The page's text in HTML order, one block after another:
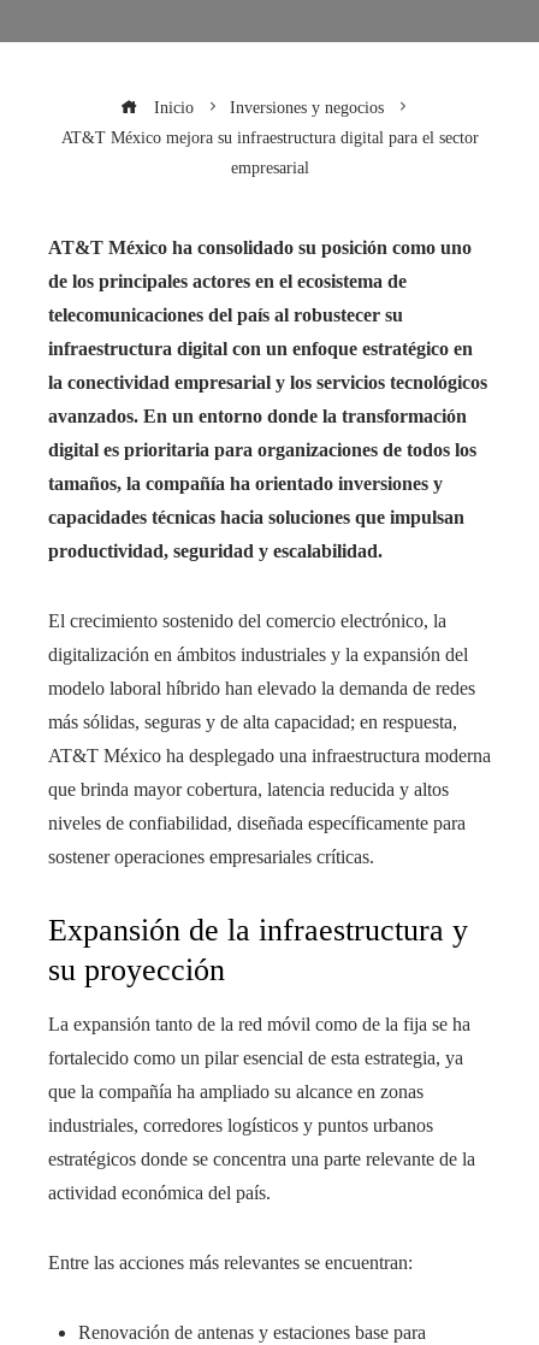
Inicio
Inversiones y negocios
AT&T México mejora su infraestructura digital para el sector
empresarial
AT&T México ha consolidado su posición como uno
de los principales actores en el ecosistema de
telecomunicaciones del país al robustecer su
infraestructura digital con un enfoque estratégico en
la conectividad empresarial y los servicios tecnológicos
avanzados. En un entorno donde la transformación
digital es prioritaria para organizaciones de todos los
tamaños, la compañía ha orientado inversiones y
capacidades técnicas hacia soluciones que impulsan
productividad, seguridad y escalabilidad.
El crecimiento sostenido del comercio electrónico, la
digitalización en ámbitos industriales y la expansión del
modelo laboral híbrido han elevado la demanda de redes
más sólidas, seguras y de alta capacidad; en respuesta,
AT&T México ha desplegado una infraestructura moderna
que brinda mayor cobertura, latencia reducida y altos
niveles de confiabilidad, diseñada específicamente para
sostener operaciones empresariales críticas.
Expansión de la infraestructura y
su proyección
La expansión tanto de la red móvil como de la fija se ha
fortalecido como un pilar esencial de esta estrategia, ya
que la compañía ha ampliado su alcance en zonas
industriales, corredores logísticos y puntos urbanos
estratégicos donde se concentra una parte relevante de la
actividad económica del país.
Entre las acciones más relevantes se encuentran:
Renovación de antenas y estaciones base para